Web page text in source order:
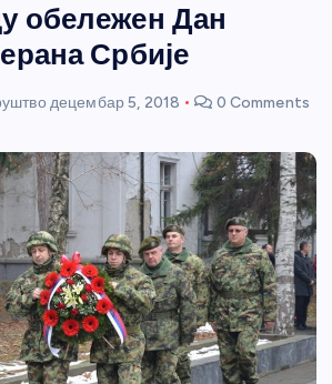
и портал
обележен Дан
Србије
децембар 5, 2018 0 Comments